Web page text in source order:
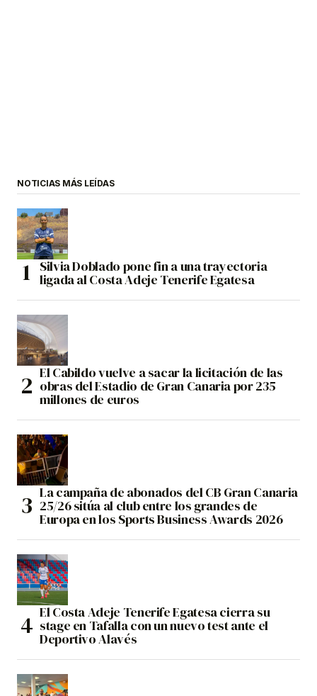
NOTICIAS MÁS LEÍDAS
Silvia Doblado pone fin a una trayectoria
ligada al Costa Adeje Tenerife Egatesa
El Cabildo vuelve a sacar la licitación de las
obras del Estadio de Gran Canaria por 235
millones de euros
La campaña de abonados del CB Gran Canaria
25/26 sitúa al club entre los grandes de
Europa en los Sports Business Awards 2026
El Costa Adeje Tenerife Egatesa cierra su
stage en Tafalla con un nuevo test ante el
Deportivo Alavés